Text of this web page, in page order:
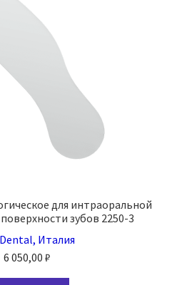
для интраоральной
зубов 2250-3
Италия
6 050,00 ₽